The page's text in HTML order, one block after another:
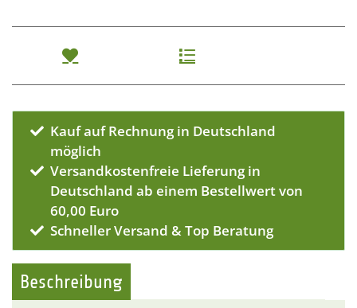
Kauf auf Rechnung in Deutschland
möglich
Versandkostenfreie Lieferung in
Deutschland ab einem Bestellwert von
60,00 Euro
Schneller Versand & Top Beratung
Beschreibung